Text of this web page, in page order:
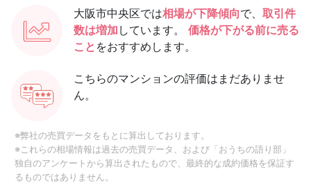
大阪市中央区では相場が下降傾向で、 取引件
数は増加 しています。
価格が下がる前に売る
こと をおすすめします。
こちらのマンションの評価はまだありませ
ん。
※弊社の売買データをもとに算出しております。
※これらの相場情報は過去の売買データ、および「おうちの語り部」
独自のアンケートから算出されたもので、最終的な成約価格を保証す
るものではありません。